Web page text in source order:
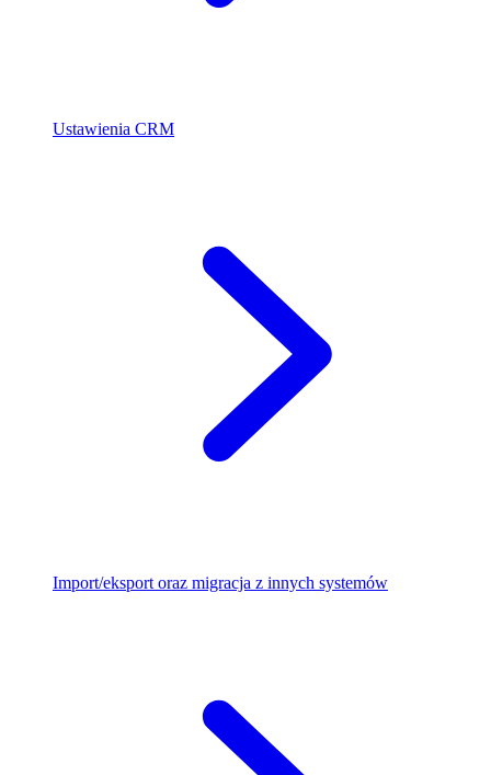
Ustawienia CRM
Import/eksport oraz migracja z innych systemów